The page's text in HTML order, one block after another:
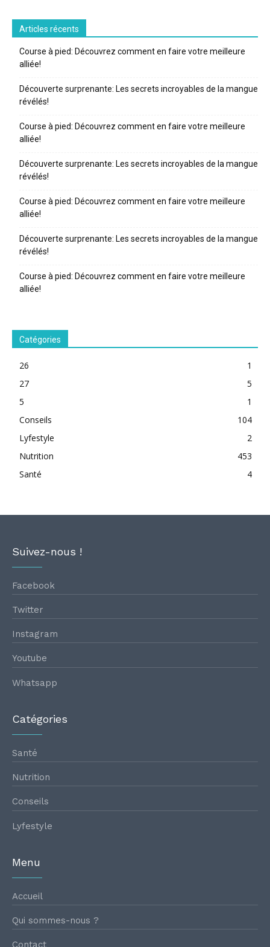
Articles récents
Course à pied: Découvrez comment en faire votre meilleure
alliée!
Découverte surprenante: Les secrets incroyables de la mangue
révélés!
Course à pied: Découvrez comment en faire votre meilleure
alliée!
Découverte surprenante: Les secrets incroyables de la mangue
révélés!
Course à pied: Découvrez comment en faire votre meilleure
alliée!
Découverte surprenante: Les secrets incroyables de la mangue
révélés!
Course à pied: Découvrez comment en faire votre meilleure
alliée!
Catégories
26
1
27
5
5
1
Conseils
104
Lyfestyle
2
Nutrition
453
Santé
4
Suivez-nous !
Facebook
Twitter
Instagram
Youtube
Whatsapp
Catégories
Santé
Nutrition
Conseils
Lyfestyle
Menu
Accueil
Qui sommes-nous ?